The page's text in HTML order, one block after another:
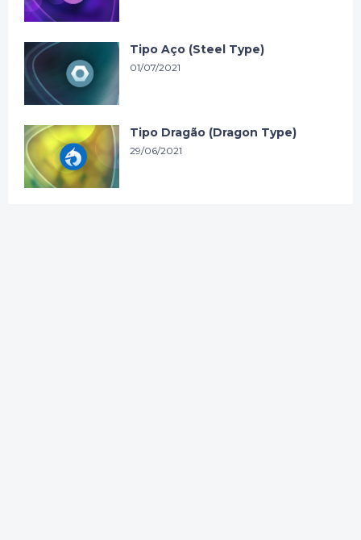
Tipo Aço (Steel Type)
01/07/2021
Tipo Dragão (Dragon Type)
29/06/2021